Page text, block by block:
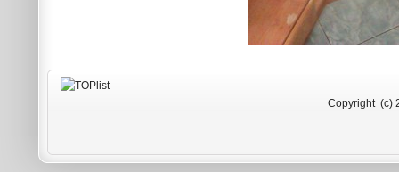
Copyright (c) 2009-2026